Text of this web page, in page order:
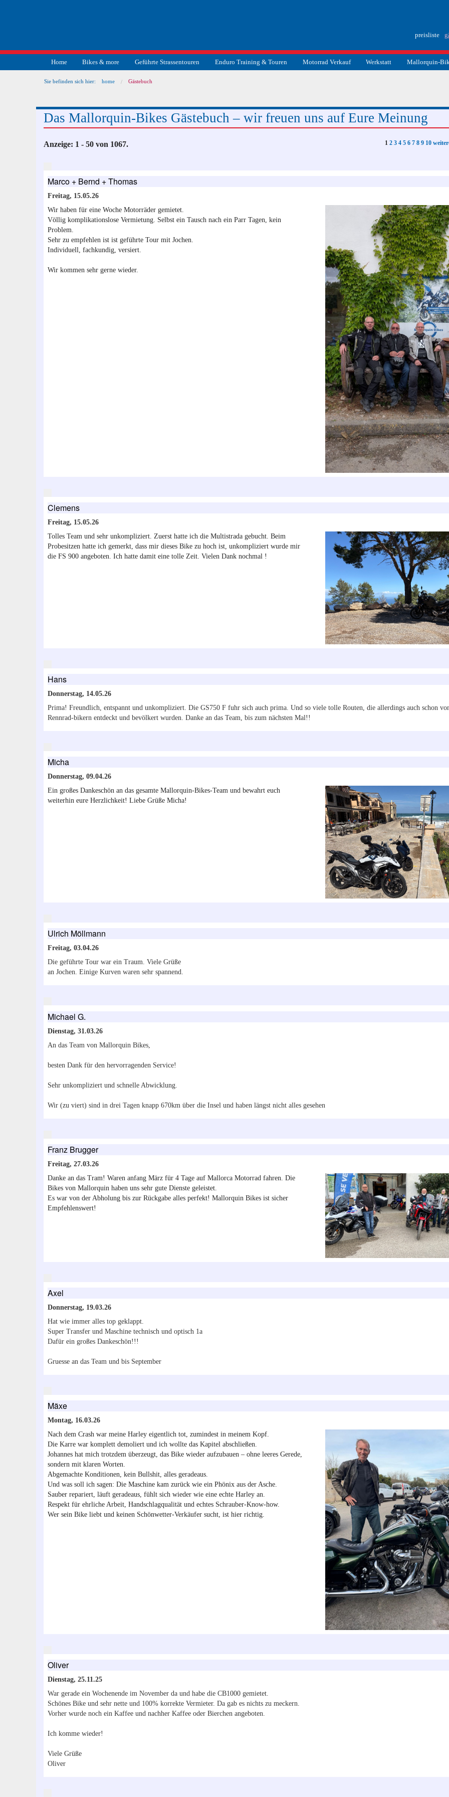
preisliste
Home Bikes & more Geführte Strassentouren Enduro Training & Touren Motorrad Verkauf Werkstatt Mallorquin-
Sie befinden sich hier: home Gästebuch
Das Mallorquin-Bikes Gästebuch – wir freuen uns auf Eure Meinung
Anzeige: 1 - 50 von 1067. 1 2 3 4 5 6 7 8 9 10
Marco + Bernd + Thomas
Freitag, 15.05.26
Wir haben für eine Woche Motorräder gemietet.
Völlig komplikationslose Vermietung. Selbst ein Tausch nach ein Parr Tagen, kein
Problem.
Sehr zu empfehlen ist ist geführte Tour mit Jochen.
Individuell, fachkundig, versiert.
Wir kommen sehr gerne wieder.
Clemens
Freitag, 15.05.26
Tolles Team und sehr unkompliziert. Zuerst hatte ich die Multistrada gebucht. Beim
Probesitzen hatte ich gemerkt, dass mir dieses Bike zu hoch ist, unkompliziert wurde mir
die FS 900 angeboten. Ich hatte damit eine tolle Zeit. Vielen Dank nochmal !
Hans
Donnerstag, 14.05.26
Prima! Freundlich, entspannt und unkompliziert. Die GS750 F fuhr sich auch prima. Und so viele tolle Routen, die allerdings auch schon
Rennrad-bikern entdeckt und bevölkert wurden. Danke an das Team, bis zum nächsten Mal!!
Micha
Donnerstag, 09.04.26
Ein großes Dankeschön an das gesamte Mallorquin-Bikes-Team und bewahrt euch
weiterhin eure Herzlichkeit! Liebe Grüße Micha!
Ulrich Möllmann
Freitag, 03.04.26
Die geführte Tour war ein Traum. Viele Grüße
an Jochen. Einige Kurven waren sehr spannend.
Michael G.
Dienstag, 31.03.26
An das Team von Mallorquin Bikes,
besten Dank für den hervorragenden Service!
Sehr unkompliziert und schnelle Abwicklung.
Wir (zu viert) sind in drei Tagen knapp 670km über die Insel und haben längst nicht alles gesehen
Franz Brugger
Freitag, 27.03.26
Danke an das Tram! Waren anfang März für 4 Tage auf Mallorca Motorrad fahren. Die
Bikes von Mallorquin haben uns sehr gute Dienste geleistet.
Es war von der Abholung bis zur Rückgabe alles perfekt! Mallorquin Bikes ist sicher
Empfehlenswert!
Axel
Donnerstag, 19.03.26
Hat wie immer alles top geklappt.
Super Transfer und Maschine technisch und optisch 1a
Dafür ein großes Dankeschön!!!
Gruesse an das Team und bis September
Mäxe
Montag, 16.03.26
Nach dem Crash war meine Harley eigentlich tot, zumindest in meinem Kopf.
Die Karre war komplett demoliert und ich wollte das Kapitel abschließen.
Johannes hat mich trotzdem überzeugt, das Bike wieder aufzubauen – ohne leeres Gerede,
sondern mit klaren Worten.
Abgemachte Konditionen, kein Bullshit, alles geradeaus.
Und was soll ich sagen: Die Maschine kam zurück wie ein Phönix aus der Asche.
Sauber repariert, läuft geradeaus, fühlt sich wieder wie eine echte Harley an.
Respekt für ehrliche Arbeit, Handschlagqualität und echtes Schrauber‑Know‑how.
Wer sein Bike liebt und keinen Schönwetter‑Verkäufer sucht, ist hier richtig.
Oliver
Dienstag, 25.11.25
War gerade ein Wochenende im November da und habe die CB1000 gemietet.
Schönes Bike und sehr nette und 100% korrekte Vermieter. Da gab es nichts zu meckern.
Vorher wurde noch ein Kaffee und nachher Kaffee oder Bierchen angeboten.
Ich komme wieder!
Viele Grüße
Oliver